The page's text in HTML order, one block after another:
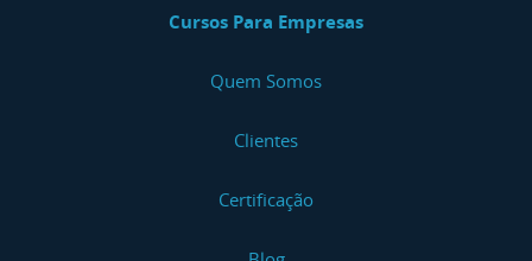
Cursos Para Empresas
Quem Somos
Clientes
Certificação